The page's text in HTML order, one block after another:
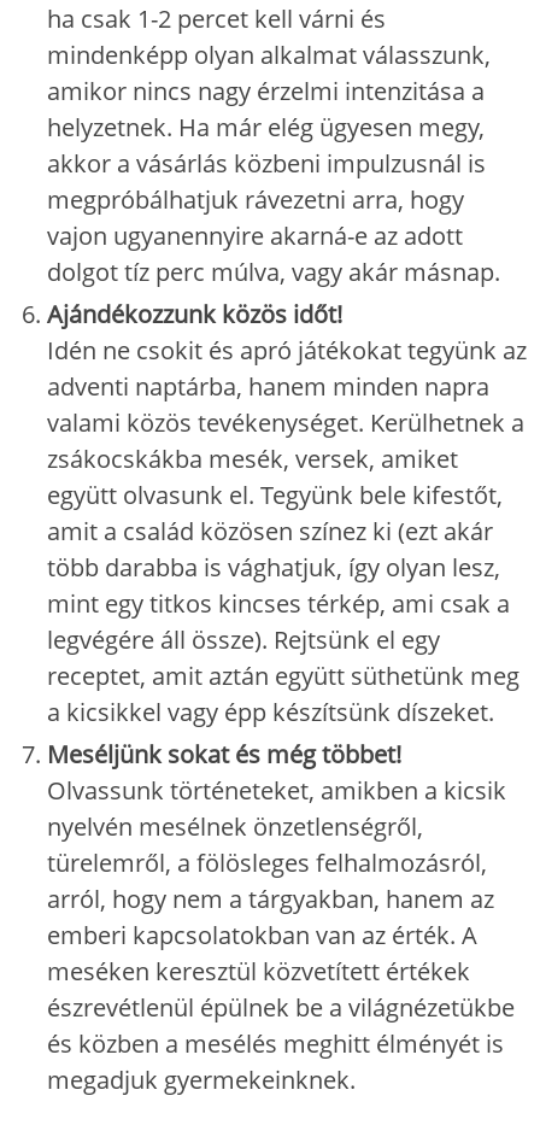
ha csak 1-2 percet kell várni és
mindenképp olyan alkalmat válasszunk,
amikor nincs nagy érzelmi intenzitása a
helyzetnek. Ha már elég ügyesen megy,
akkor a vásárlás közbeni impulzusnál is
megpróbálhatjuk rávezetni arra, hogy
vajon ugyanennyire akarná-e az adott
dolgot tíz perc múlva, vagy akár másnap.
Ajándékozzunk közös időt!
Idén ne csokit és apró játékokat tegyünk az
adventi naptárba, hanem minden napra
valami közös tevékenységet. Kerülhetnek a
zsákocskákba mesék, versek, amiket
együtt olvasunk el. Tegyünk bele kifestőt,
amit a család közösen színez ki (ezt akár
több darabba is vághatjuk, így olyan lesz,
mint egy titkos kincses térkép, ami csak a
legvégére áll össze). Rejtsünk el egy
receptet, amit aztán együtt süthetünk meg
a kicsikkel vagy épp készítsünk díszeket.
Meséljünk sokat és még többet!
Olvassunk történeteket, amikben a kicsik
nyelvén mesélnek önzetlenségről,
türelemről, a fölösleges felhalmozásról,
arról, hogy nem a tárgyakban, hanem az
emberi kapcsolatokban van az érték. A
meséken keresztül közvetített értékek
észrevétlenül épülnek be a világnézetükbe
és közben a mesélés meghitt élményét is
megadjuk gyermekeinknek.